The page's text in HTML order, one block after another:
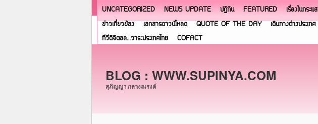
UNCATEGORIZED NEWS UPDATE ปฏิทิน FEATURED เรื่องในกระแส
ข่าวเกี่ยวข้อง
เอกสารดาวน์โหลด QUOTE OF THE DAY เดินทางต่างประเทศ
ทีวีดิจิตอล…วาระประเทศไทย
COFACT
BLOG : WWW.SUPINYA.COM
สุภิญญา กลางณรงค์